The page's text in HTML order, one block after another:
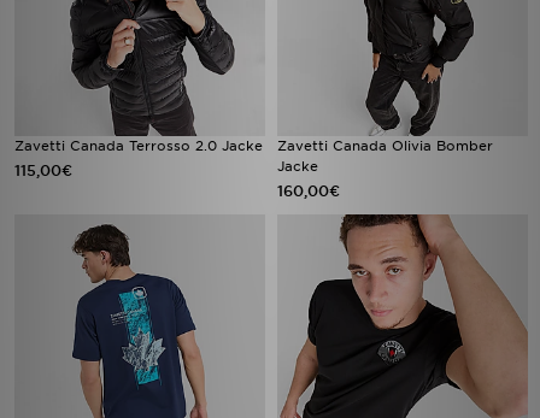
Zavetti Canada Terrosso 2.0 Jacke
115,00€
Zavetti Canada Olivia Bomber
Jacke
160,00€